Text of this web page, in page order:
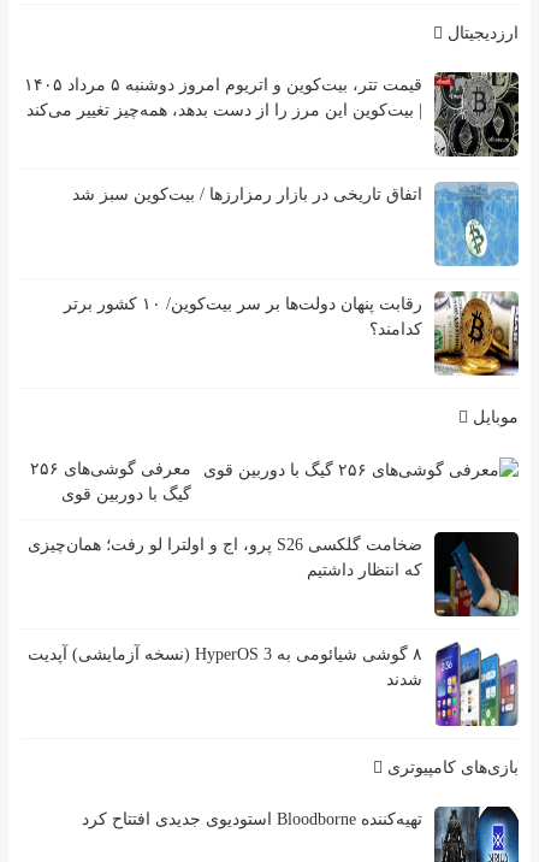
ارزدیجیتال
قیمت تتر، بیت‌کوین و اتریوم امروز دوشنبه ۵ مرداد ۱۴۰۵
| بیت‌کوین این مرز را از دست بدهد، همه‌چیز تغییر می‌کند
اتفاق تاریخی در بازار رمزارزها / بیت‌کوین سبز شد
رقابت پنهان دولت‌ها بر سر بیت‌کوین/ ۱۰ کشور برتر
کدامند؟
موبایل
معرفی گوشی‌های ۲۵۶
گیگ با دوربین قوی
ضخامت گلکسی S26 پرو، اج و اولترا لو رفت؛ همان‌چیزی
که انتظار داشتیم
۸ گوشی شیائومی به HyperOS 3 (نسخه آزمایشی) آپدیت
شدند
بازی‌های کامپیوتری
تهیه‌کننده Bloodborne استودیوی جدیدی افتتاح کرد